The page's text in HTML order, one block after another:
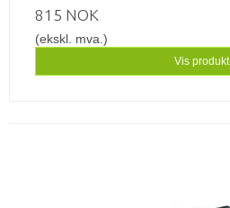
815 NOK
(ekskl. mva.)
Vis produkt